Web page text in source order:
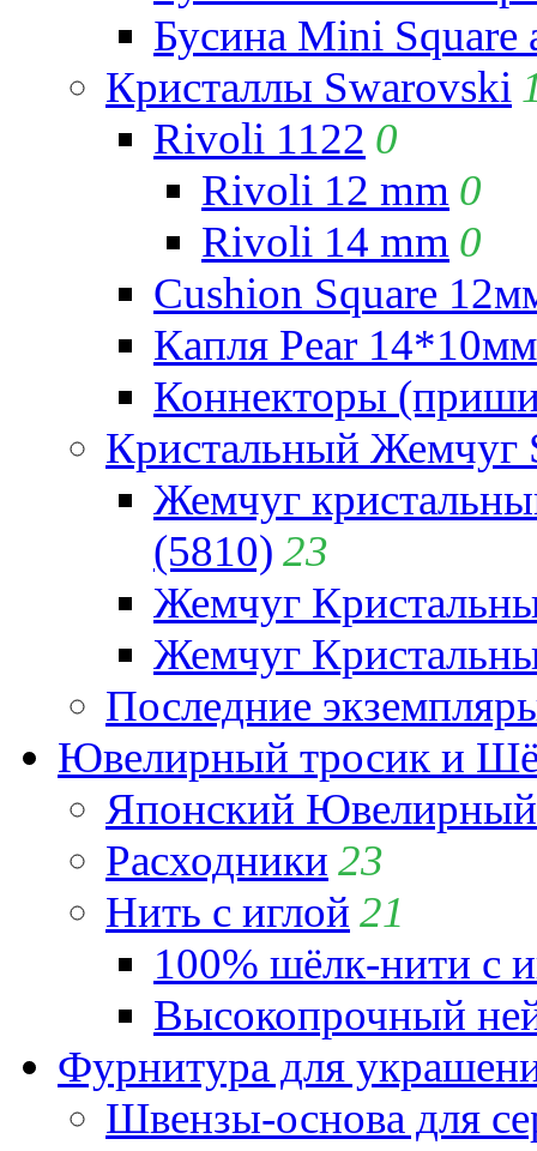
Бусина Mini Square
Кристаллы Swarovski
Rivoli 1122 0
Rivoli 12 mm 0
Rivoli 14 mm 0
Cushion Square
Капля Pear
Коннекторы
Кристальный Жемчуг
Жемчуг
(5810) 23
Жемчуг
Жемчуг
Последние
Ювелирный тросик и
Японский
Расходники 23
Нить с иглой 21
100% шёлк-нити с
Высокопрочный
Фурнитура для
Швензы-основа для